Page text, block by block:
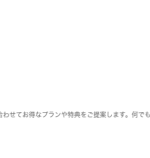
せてお得なプランや特典をご提案します。何で